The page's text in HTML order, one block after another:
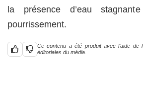
la présence d’eau
pourrissement.
Ce contenu a été produit avec l’aide de
éditoriales du média.